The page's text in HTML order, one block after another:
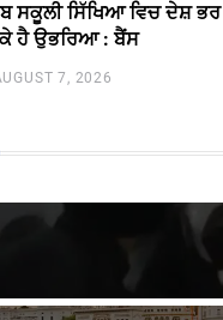
ਸਕੂਲੀ ਸਿੱਖਿਆ ਵਿਚ ਦੇਸ਼ ਭਰ
ਹੈ ਉਭਰਿਆ : ਬੈਂਸ
7, 2026